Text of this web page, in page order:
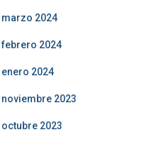
marzo 2024
febrero 2024
enero 2024
noviembre 2023
octubre 2023